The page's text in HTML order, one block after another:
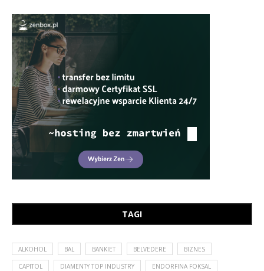
TAGI
ALKOHOL BAL BANKIET BELVEDERE BIZNES
CAPITOL DIAMENTY TOP INDUSTRY ENDORFINA FOKSAL